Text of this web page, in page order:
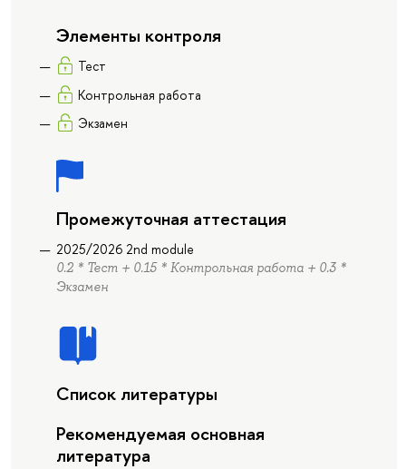
Элементы контроля
Тест
Контрольная работа
Экзамен
Промежуточная аттестация
2025/2026 2nd module
0.2 * Тест + 0.15 * Контрольная работа + 0.3 *
Экзамен
Список литературы
Рекомендуемая основная
литература